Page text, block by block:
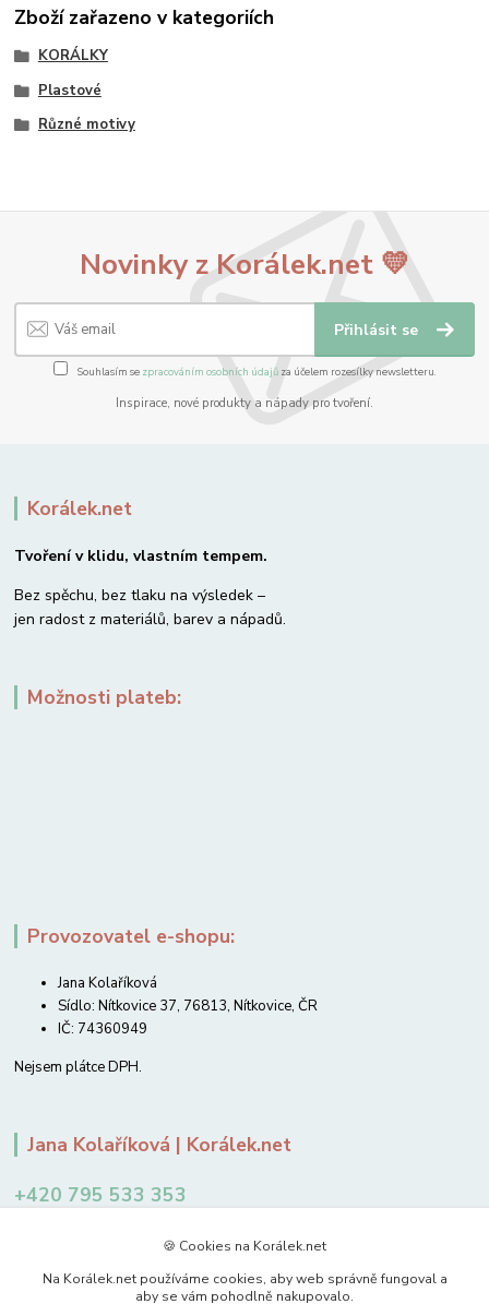
Zboží zařazeno v kategoriích
KORÁLKY
Plastové
Různé motivy
Novinky z Korálek.net 💛
Přihlásit se
Souhlasím se zpracováním osobních údajůza účelem rozesílky newsletteru.
Inspirace, nové produkty a nápady pro tvoření.
Korálek.net
Tvoření v klidu, vlastním tempem.
Bez spěchu, bez tlaku na výsledek –
jen radost z materiálů, barev a nápadů.
Možnosti plateb:
Provozovatel e-shopu:
Jana Kolaříková
Sídlo: Nítkovice 37, 76813, Nítkovice, ČR
IČ: 74360949
Nejsem plátce DPH.
Jana Kolaříková | Korálek.net
+420 795 533 353
jkolarikova@koralek.net
🍪 Cookies na Korálek.net
Na Korálek.net používáme cookies, aby web správně fungoval a
aby se vám pohodlně nakupovalo.